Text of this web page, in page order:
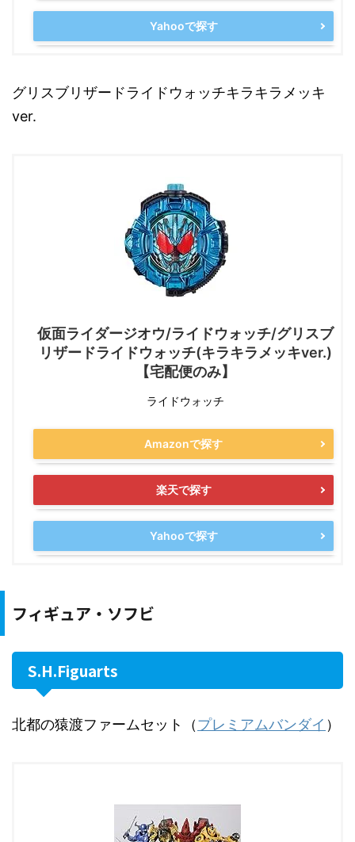
Yahooで探す
グリスブリザードライドウォッチキラキラメッキ
ver.
仮面ライダージオウ/ライドウォッチ/グリスブ
リザードライドウォッチ(キラキラメッキver.)
【宅配便のみ】
ライドウォッチ
Amazonで探す
楽天で探す
Yahooで探す
フィギュア・ソフビ
S.H.Figuarts
北都の猿渡ファームセット（プレミアムバンダイ ）